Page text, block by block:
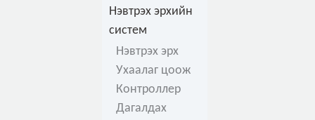
Нэвтрэх эрхийн
систем
Нэвтрэх эрх
Ухаалаг цоож
Контроллер
Дагалдах